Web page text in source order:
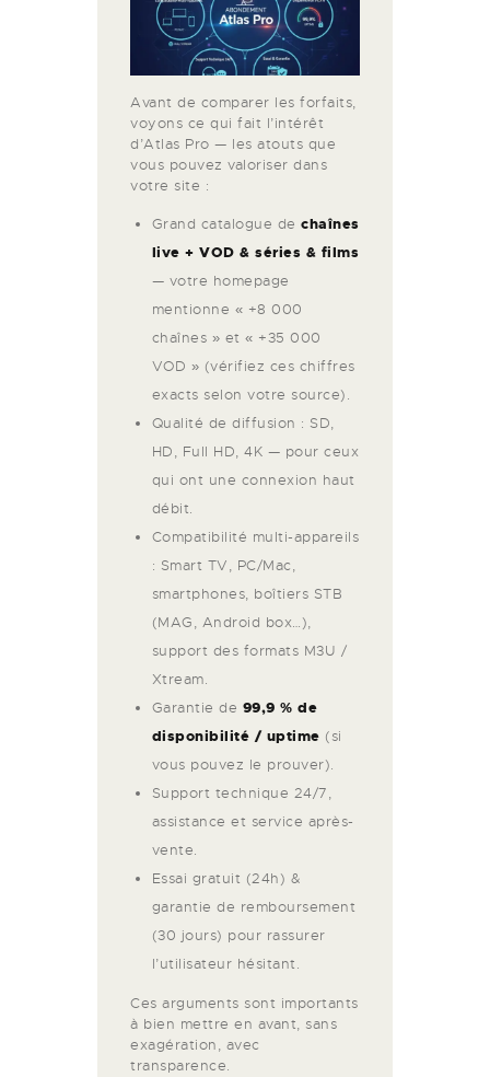
Avant de comparer les forfaits,
voyons ce qui fait l’intérêt
d’Atlas Pro — les atouts que
vous pouvez valoriser dans
votre site :
Grand catalogue de chaînes
live + VOD & séries & films
— votre homepage
mentionne « +8 000
chaînes » et « +35 000
VOD » (vérifiez ces chiffres
exacts selon votre source).
Qualité de diffusion : SD,
HD, Full HD, 4K — pour ceux
qui ont une connexion haut
débit.
Compatibilité multi-appareils
: Smart TV, PC/Mac,
smartphones, boîtiers STB
(MAG, Android box…),
support des formats M3U /
Xtream.
Garantie de 99,9 % de
disponibilité / uptime (si
vous pouvez le prouver).
Support technique 24/7,
assistance et service après-
vente.
Essai gratuit (24h) &
garantie de remboursement
(30 jours) pour rassurer
l’utilisateur hésitant.
Ces arguments sont importants
à bien mettre en avant, sans
exagération, avec
transparence.